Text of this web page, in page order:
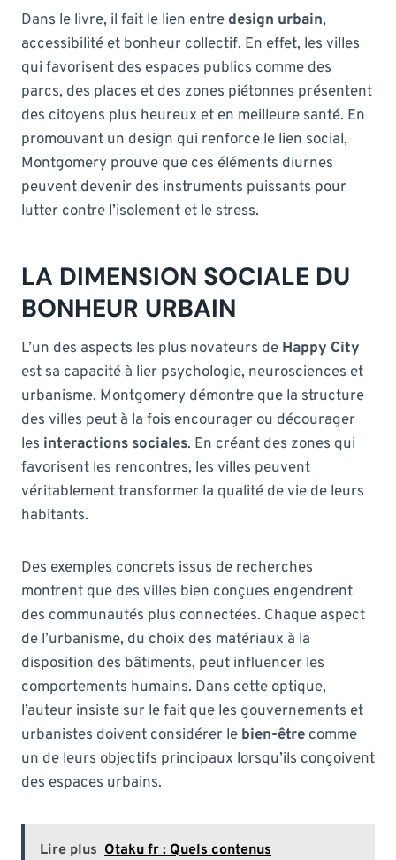
Dans le livre, il fait le lien entre design urbain,
accessibilité et bonheur collectif. En effet, les villes
qui favorisent des espaces publics comme des
parcs, des places et des zones piétonnes présentent
des citoyens plus heureux et en meilleure santé. En
promouvant un design qui renforce le lien social,
Montgomery prouve que ces éléments diurnes
peuvent devenir des instruments puissants pour
lutter contre l’isolement et le stress.
LA DIMENSION SOCIALE DU
BONHEUR URBAIN
L’un des aspects les plus novateurs de Happy City
est sa capacité à lier psychologie, neurosciences et
urbanisme. Montgomery démontre que la structure
des villes peut à la fois encourager ou décourager
les interactions sociales. En créant des zones qui
favorisent les rencontres, les villes peuvent
véritablement transformer la qualité de vie de leurs
habitants.
Des exemples concrets issus de recherches
montrent que des villes bien conçues engendrent
des communautés plus connectées. Chaque aspect
de l’urbanisme, du choix des matériaux à la
disposition des bâtiments, peut influencer les
comportements humains. Dans cette optique,
l’auteur insiste sur le fait que les gouvernements et
urbanistes doivent considérer le bien-être comme
un de leurs objectifs principaux lorsqu’ils conçoivent
des espaces urbains.
Lire plus Otaku fr : Quels contenus